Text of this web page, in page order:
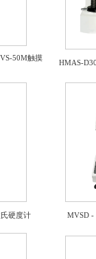
50M触摸
HMAS-
硬度计 MVSD -